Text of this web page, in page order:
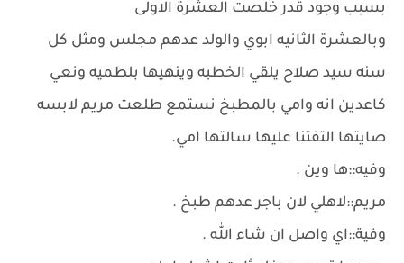
بسبب وجود قدر خلصت العشرة الاولى
وبالعشرة الثانيه ابوي والولد عدهم مجلس ومثل كل
سنه سيد صلاح يلقي الخطبه وينهيها بلطميه ونعي
كاعدين انه وامي بالمطبخ نستمع طلعت مريم لابسه
صايتها التفتنا عليها سالتها امي.
وفيه::ها وين .
مريم::لاهلي لان باجر عدهم طبخ .
وفية::اي واصل ان شاء الله .